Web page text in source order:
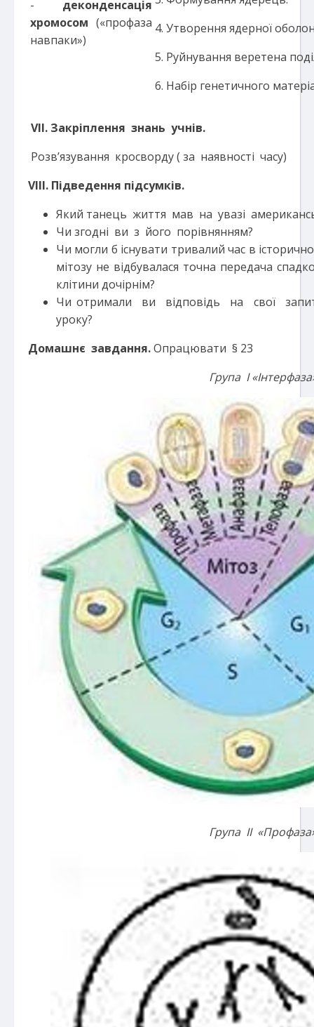
- деконденсація
хромосом («профаза
навпаки»)
4. Утворення ядерної
5. Руйнування веретена
6. Набір генетичного
VІІ. Закріплення знань учнів.
Розв’язування кросворду ( за наявності часу)
VІІІ. Підведення підсумків.
Який танець життя мав на увазі
Чи згодні ви з його порівнянням?
Чи могли б існувати тривалий час в
мітозу не відбувалася точна передача
клітини дочірнім?
Чи отримали ви відповідь на свої
уроку?
Домашнє завдання.Опрацювати § 23
Група І
Група ІІ